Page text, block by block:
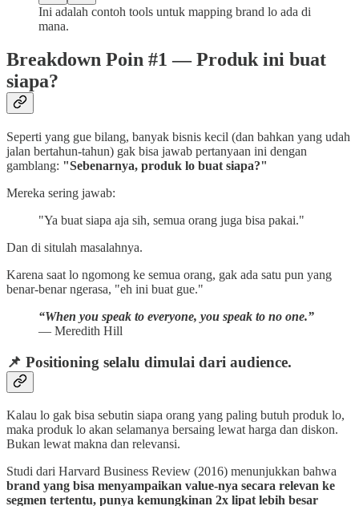
Ini adalah contoh tools untuk mapping brand lo ada di
mana.
Breakdown Poin #1 — Produk ini buat
siapa?
Seperti yang gue bilang, banyak bisnis kecil (dan bahkan yang udah
jalan bertahun-tahun) gak bisa jawab pertanyaan ini dengan
gamblang: "Sebenarnya, produk lo buat siapa?"
Mereka sering jawab:
"Ya buat siapa aja sih, semua orang juga bisa pakai."
Dan di situlah masalahnya.
Karena saat lo ngomong ke semua orang, gak ada satu pun yang
benar-benar ngerasa, "eh ini buat gue."
“When you speak to everyone, you speak to no one.”
— Meredith Hill
📌 Positioning selalu dimulai dari audience.
Kalau lo gak bisa sebutin siapa orang yang paling butuh produk lo,
maka produk lo akan selamanya bersaing lewat harga dan diskon.
Bukan lewat makna dan relevansi.
Studi dari Harvard Business Review (2016) menunjukkan bahwa
brand yang bisa menyampaikan value-nya secara relevan ke
segmen tertentu, punya kemungkinan 2x lipat lebih besar